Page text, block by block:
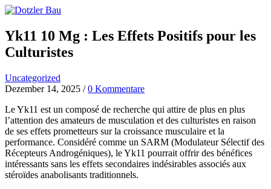
Yk11 10 Mg : Les Effets Positifs pour les
Culturistes
Uncategorized
Dezember 14, 2025 / 0 Kommentare
Le Yk11 est un composé de recherche qui attire de plus en plus
l’attention des amateurs de musculation et des culturistes en raison
de ses effets prometteurs sur la croissance musculaire et la
performance. Considéré comme un SARM (Modulateur Sélectif des
Récepteurs Androgéniques), le Yk11 pourrait offrir des bénéfices
intéressants sans les effets secondaires indésirables associés aux
stéroïdes anabolisants traditionnels.